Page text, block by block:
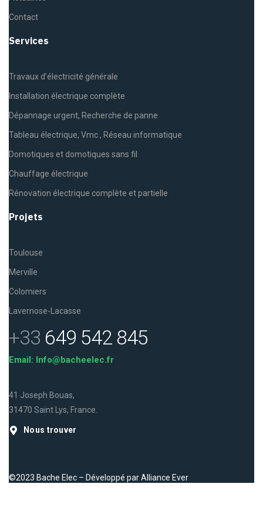
Contact
Services
Travaux d’électricité générale
Installation électrique complète
Dépannage urgent, Recherche de panne
Tableau électrique, Vmc , Réseau informatique
Domotiques et domotiques sans fil
Chauffage électrique
Rénovation électrique complète et partielle
Projets
Toulouse
Merville
Colomiers
Lavernose-Lacasse
+33 649 542 845
Email: Info@bacheelec.fr
41 Joseph Bouas,
31470 Saint Lys, France.
Nous trouver
©2023 Bache Elec – Développé parAlliance Ever